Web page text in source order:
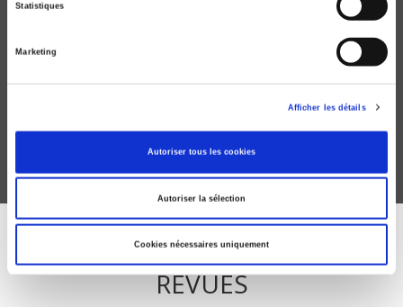
Statistiques
Marketing
Afficher les détails
Autoriser tous les cookies
Autoriser la sélection
Cookies nécessaires uniquement
Les Loyers des bourgeois de Paris, 1860-1958
ABONNEZ-VOUS À NOS
REVUES